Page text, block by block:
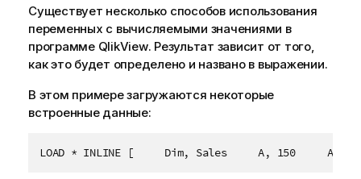
Существует несколько способов использования
переменных с вычисляемыми значениями в
программе QlikView. Результат зависит от того,
как это будет определено и названо в выражении.
В этом примере загружаются некоторые
встроенные данные:
LOAD * INLINE [     Dim, Sales     A, 150     A,